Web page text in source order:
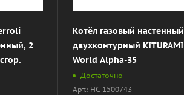
2
Котёл газовый настенный
двухконтурный KITURAMI
World Alpha-35
Достаточно
Арт.: НС-1500743